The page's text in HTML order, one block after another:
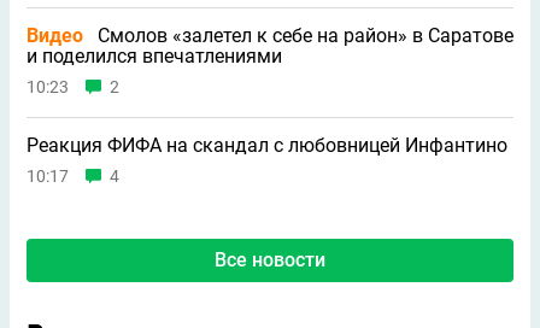
Видео
Смолов «залетел к себе на район» в Саратове
и поделился впечатлениями
10:23 2
Реакция ФИФА на скандал с любовницей Инфантино
10:17 4
Все новости